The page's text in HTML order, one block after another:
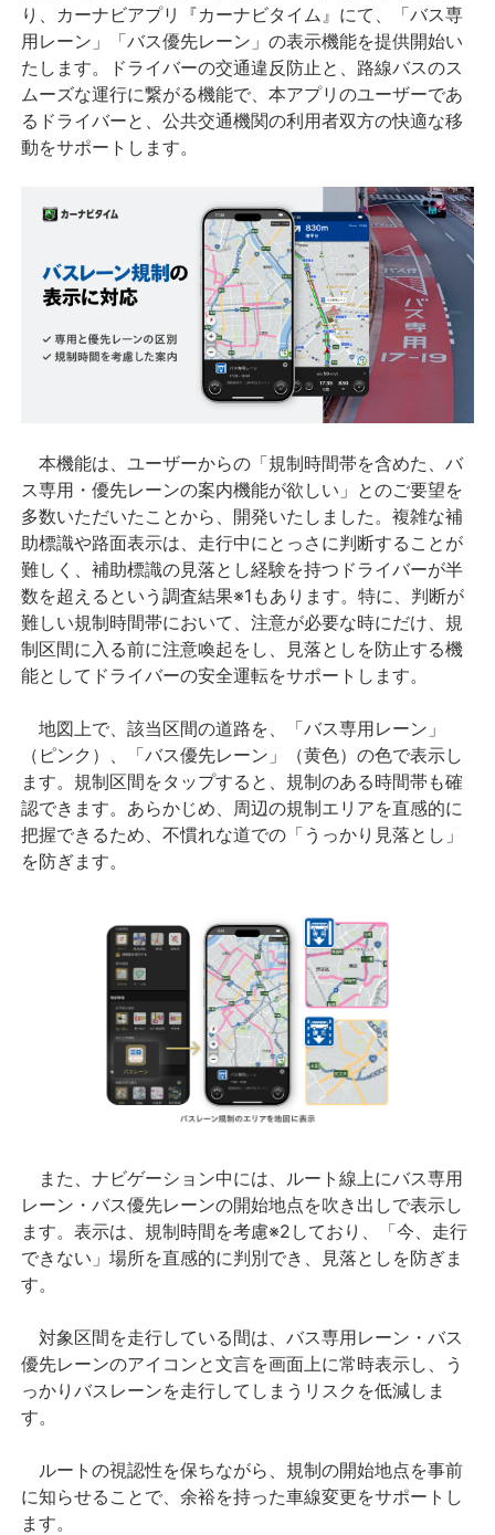
English
り、カーナビアプリ『カーナビタイム』にて、「バス専
用レーン」「バス優先レーン」の表示機能を提供開始い
たします。ドライバーの交通違反防止と、路線バスのス
ムーズな運行に繋がる機能で、本アプリのユーザーであ
るドライバーと、公共交通機関の利用者双方の快適な移
動をサポートします。
本機能は、ユーザーからの「規制時間帯を含めた、バ
ス専用・優先レーンの案内機能が欲しい」とのご要望を
多数いただいたことから、開発いたしました。複雑な補
助標識や路面表示は、走行中にとっさに判断することが
難しく、補助標識の見落とし経験を持つドライバーが半
数を超えるという調査結果※1もあります。特に、判断が
難しい規制時間帯において、注意が必要な時にだけ、規
制区間に入る前に注意喚起をし、見落としを防止する機
能としてドライバーの安全運転をサポートします。
地図上で、該当区間の道路を、「バス専用レーン」
（ピンク）、「バス優先レーン」（黄色）の色で表示し
ます。規制区間をタップすると、規制のある時間帯も確
認できます。あらかじめ、周辺の規制エリアを直感的に
把握できるため、不慣れな道での「うっかり見落とし」
を防ぎます。
また、ナビゲーション中には、ルート線上にバス専用
レーン・バス優先レーンの開始地点を吹き出しで表示し
ます。表示は、規制時間を考慮※2しており、「今、走行
できない」場所を直感的に判別でき、見落としを防ぎま
す。
対象区間を走行している間は、バス専用レーン・バス
優先レーンのアイコンと文言を画面上に常時表示し、う
っかりバスレーンを走行してしまうリスクを低減しま
す。
ルートの視認性を保ちながら、規制の開始地点を事前
に知らせることで、余裕を持った車線変更をサポートし
ます。